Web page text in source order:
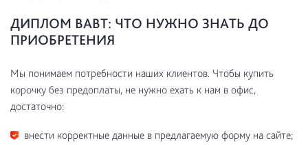
ДИПЛОМ ВАВТ: ЧТО НУЖНО ЗНАТЬ ДО
ПРИОБРЕТЕНИЯ
Мы понимаем потребности наших клиентов. Чтобы купить
корочку без предоплаты, не нужно ехать к нам в офис,
достаточно:
внести корректные данные в предлагаемую форму на сайте;